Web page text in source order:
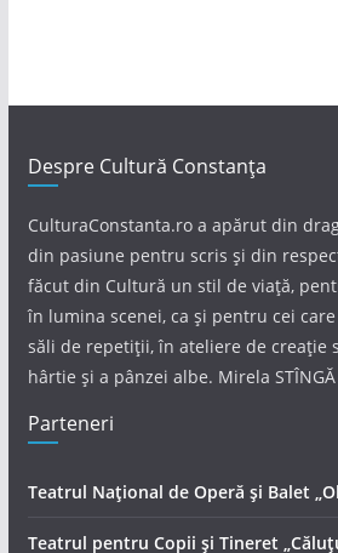
Despre Cultură Constanța
CulturaConstanta.ro a apărut din
din pasiune pentru scris și din
făcut din Cultură un stil de viață,
în lumina scenei, ca și pentru cei
săli de repetiții, în ateliere de creație
hârtie și a pânzei albe. Mirela STÎNGĂ
Parteneri
Teatrul Național de Operă și Balet
Teatrul pentru Copii și Tineret